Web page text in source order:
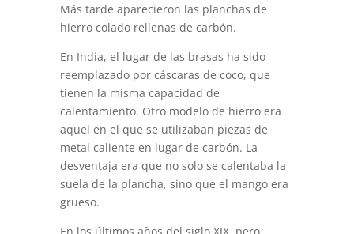
Más tarde aparecieron las planchas de
hierro colado rellenas de carbón.
En India, el lugar de las brasas ha sido
reemplazado por cáscaras de coco, que
tienen la misma capacidad de
calentamiento. Otro modelo de hierro era
aquel en el que se utilizaban piezas de
metal caliente en lugar de carbón. La
desventaja era que no solo se calentaba la
suela de la plancha, sino que el mango era
grueso.